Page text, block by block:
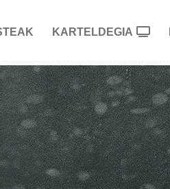
KARTELDEGIA